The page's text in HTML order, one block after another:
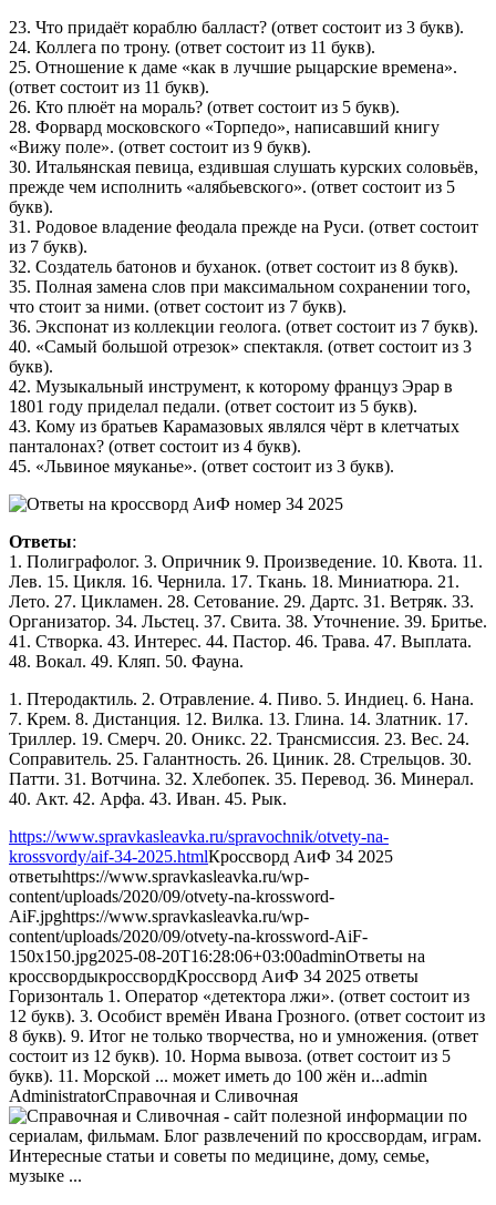
23. Что придаёт кораблю балласт? (ответ состоит из 3 букв).
24. Коллега по трону. (ответ состоит из 11 букв).
25. Отношение к даме «как в лучшие рыцарские времена».
(ответ состоит из 11 букв).
26. Кто плюёт на мораль? (ответ состоит из 5 букв).
28. Форвард московского «Торпедо», написавший книгу
«Вижу поле». (ответ состоит из 9 букв).
30. Итальянская певица, ездившая слушать курских соловьёв,
прежде чем исполнить «алябьевского». (ответ состоит из 5
букв).
31. Родовое владение феодала прежде на Руси. (ответ состоит
из 7 букв).
32. Создатель батонов и буханок. (ответ состоит из 8 букв).
35. Полная замена слов при максимальном сохранении того,
что стоит за ними. (ответ состоит из 7 букв).
36. Экспонат из коллекции геолога. (ответ состоит из 7 букв).
40. «Самый большой отрезок» спектакля. (ответ состоит из 3
букв).
42. Музыкальный инструмент, к которому француз Эрар в
1801 году приделал педали. (ответ состоит из 5 букв).
43. Кому из братьев Карамазовых являлся чёрт в клетчатых
панталонах? (ответ состоит из 4 букв).
45. «Львиное мяуканье». (ответ состоит из 3 букв).
Ответы:
1. Полиграфолог. 3. Опричник 9. Произведение. 10. Квота. 11.
Лев. 15. Цикля. 16. Чернила. 17. Ткань. 18. Миниатюра. 21.
Лето. 27. Цикламен. 28. Сетование. 29. Дартс. 31. Ветряк. 33.
Организатор. 34. Льстец. 37. Свита. 38. Уточнение. 39. Бритье.
41. Створка. 43. Интерес. 44. Пастор. 46. Трава. 47. Выплата.
48. Вокал. 49. Кляп. 50. Фауна.
1. Птеродактиль. 2. Отравление. 4. Пиво. 5. Индиец. 6. Нана.
7. Крем. 8. Дистанция. 12. Вилка. 13. Глина. 14. Златник. 17.
Триллер. 19. Смерч. 20. Оникс. 22. Трансмиссия. 23. Вес. 24.
Соправитель. 25. Галантность. 26. Циник. 28. Стрельцов. 30.
Патти. 31. Вотчина. 32. Хлебопек. 35. Перевод. 36. Минерал.
40. Акт. 42. Арфа. 43. Иван. 45. Рык.
https://www.spravkasleavka.ru/spravochnik/otvety-na-
krossvordy/aif-34-2025.htmlКроссворд АиФ 34 2025
ответыhttps://www.spravkasleavka.ru/wp-
content/uploads/2020/09/otvety-na-krossword-
AiF.jpghttps://www.spravkasleavka.ru/wp-
content/uploads/2020/09/otvety-na-krossword-AiF-
150x150.jpg2025-08-20T16:28:06+03:00adminОтветы на
кроссвордыкроссвордКроссворд АиФ 34 2025 ответы
Горизонталь 1. Оператор «детектора лжи». (ответ состоит из
12 букв). 3. Особист времён Ивана Грозного. (ответ состоит из
8 букв). 9. Итог не только творчества, но и умножения. (ответ
состоит из 12 букв). 10. Норма вывоза. (ответ состоит из 5
букв). 11. Морской ... может иметь до 100 жён и...admin
AdministratorСправочная и Сливочная